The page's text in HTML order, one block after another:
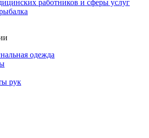
работников и сферы услуг
одежда
рук